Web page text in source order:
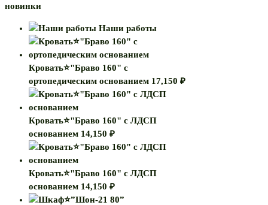
новинки
Наши работы
Кровать⭐"Браво 160" с
ортопедическим основанием 17,150 ₽
Кровать⭐"Браво 160" с ЛДСП
основанием 14,150 ₽
Кровать⭐"Браво 160" с ЛДСП
основанием 14,150 ₽